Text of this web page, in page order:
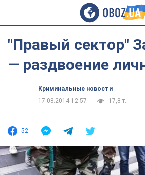
"Правый сектор"
— раздвоение
Криминальные новости
17.08.2014 12:57
17,8 т.
52